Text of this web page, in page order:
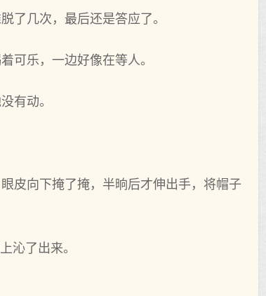
了几次，最后还是答应了。
可乐，一边好像在等人。
有动。
皮向下掩了掩，半晌后才伸出手，将帽子
沁了出来。